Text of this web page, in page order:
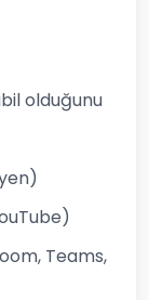
olduğunu
Teams,